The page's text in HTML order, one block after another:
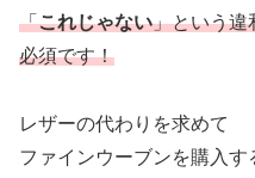
「これじゃない」という違
必須です！
レザーの代わりを求めて
ファインウーブンを購入す